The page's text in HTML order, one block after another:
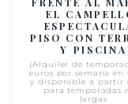
EL
PISO CON
Y PISCINA
(Alquiler de
euros por semana en
y disponible a partir
para temporadas
largas